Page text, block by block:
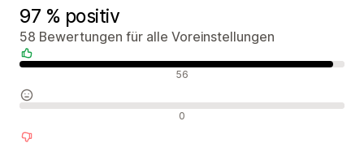
97 % positiv
58 Bewertungen für alle Voreinstellungen
Positive Bewertungen 56
Neutrale Bewertungen 0